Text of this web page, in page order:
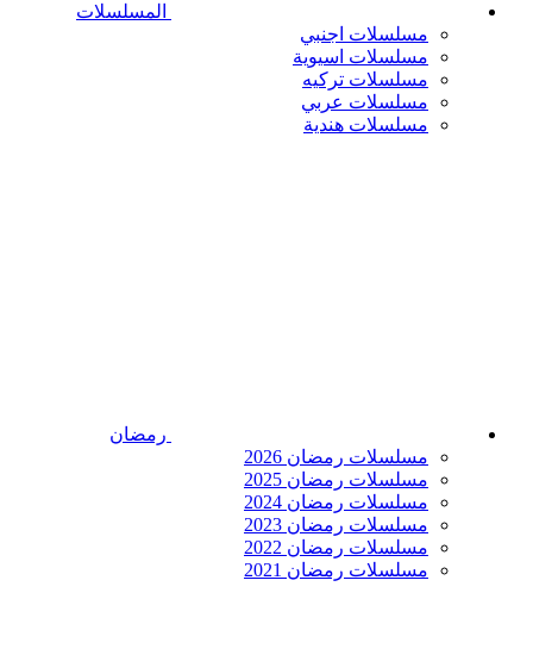
المسلسلات
مسلسلات اجنبي
مسلسلات اسيوية
مسلسلات تركيه
مسلسلات عربي
مسلسلات هندية
رمضان
مسلسلات رمضان 2026
مسلسلات رمضان 2025
مسلسلات رمضان 2024
مسلسلات رمضان 2023
مسلسلات رمضان 2022
مسلسلات رمضان 2021